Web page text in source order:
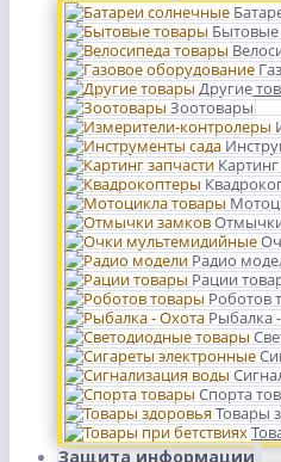
Другие
Зоотовары
Радио
Рации
Роботов
Рыбалка
Спорта
Товары
Защита информации